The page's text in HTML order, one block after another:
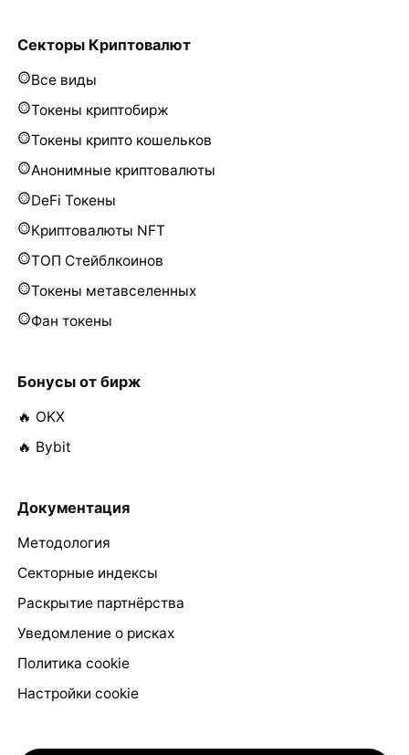
Секторы Криптовалют
Все виды
Токены криптобирж
Токены крипто кошельков
Анонимные криптовалюты
DeFi Токены
Криптовалюты NFT
ТОП Стейблкоинов
Токены метавселенных
Фан токены
Бонусы от бирж
🔥 OKX
🔥 Bybit
Документация
Методология
Секторные индексы
Раскрытие партнёрства
Уведомление о рисках
Политика cookie
Настройки cookie